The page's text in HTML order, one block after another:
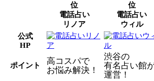
電話占い
リノア
電話占い
ウィル
公式
HP
ポイント
高コスパで
お悩み解決！
渋谷の
有名占い館
運営！